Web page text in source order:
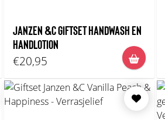
JANZEN &C GIFTSET HANDWASH EN
HANDLOTION
€20,95